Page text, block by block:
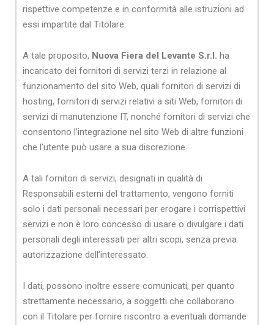
rispettive competenze e in conformità alle istruzioni ad
essi impartite dal Titolare.
A tale proposito, Nuova Fiera del Levante S.r.l. ha
incaricato dei fornitori di servizi terzi in relazione al
funzionamento del sito Web, quali fornitori di servizi di
hosting, fornitori di servizi relativi a siti Web, fornitori di
servizi di manutenzione IT, nonché fornitori di servizi che
consentono l’integrazione nel sito Web di altre funzioni
che l’utente può usare a sua discrezione.
A tali fornitori di servizi, designati in qualità di
Responsabili esterni del trattamento, vengono forniti
solo i dati personali necessari per erogare i corrispettivi
servizi e non è loro concesso di usare o divulgare i dati
personali degli interessati per altri scopi, senza previa
autorizzazione dell’interessato.
I dati, possono inoltre essere comunicati, per quanto
strettamente necessario, a soggetti che collaborano
con il Titolare per fornire riscontro a eventuali domande